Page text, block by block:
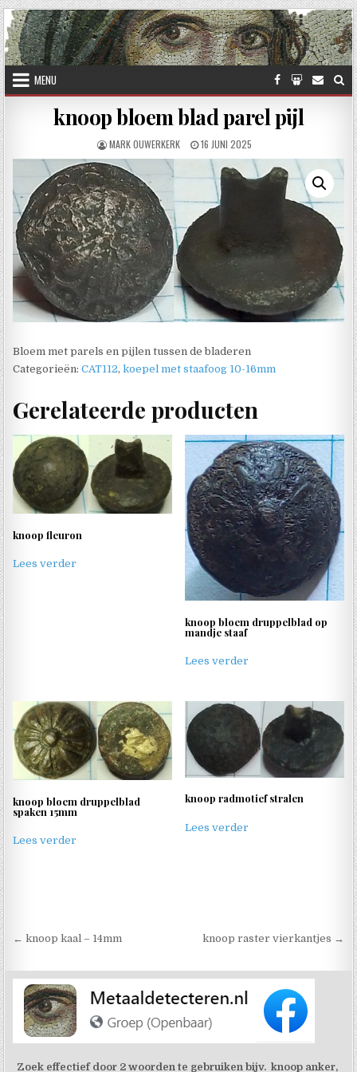
Skip to content
MENU
knoop bloem blad parel pijl
AUTHOR:
MARK OUWERKERK PUBLISHED DATE:
16 JUNI 2025
Bloem met parels en pijlen tussen de bladeren
Categorieën:CAT112,koepel met staafoog 10-16mm
Gerelateerde producten
knoop fleuron
Lees verder
knoop bloem druppelblad op
mandje staaf
Lees verder
knoop bloem druppelblad
spaken 15mm
Lees verder
knoop radmotief stralen
Lees verder
Berichtnavigatie
← knoop kaal – 14mm knoop raster vierkantjes →
Zoek effectief door 2 woorden te gebruiken bijv. knoop anker,